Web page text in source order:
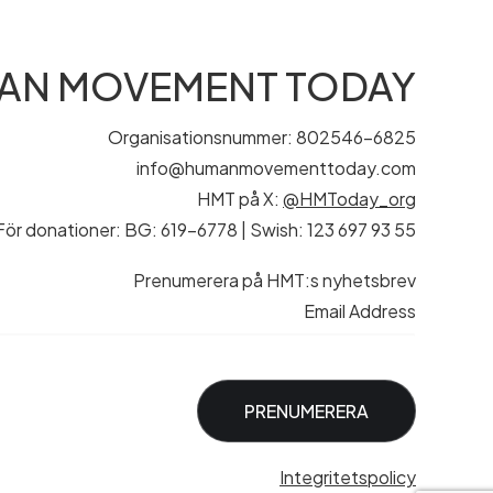
MOVEMENT TODAY
Organisationsnummer: 802546-6825
info@humanmovementtoday.com
HMT på X: @HMToday_org
donationer: BG: 619-6778 | Swish: 123 697 93 55
Prenumerera på HMT:s nyhetsbrev
Email Address
Integritetspolicy